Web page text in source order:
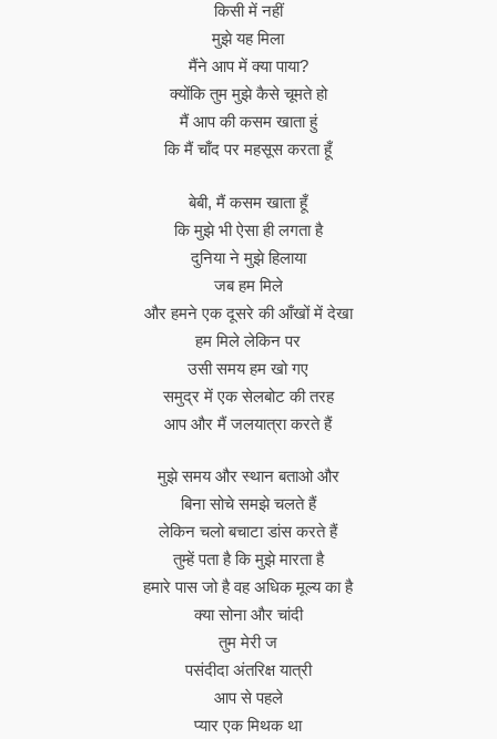
किसी में नहीं
मुझे यह मिला
मैंने आप में क्या पाया?
क्योंकि तुम मुझे कैसे चूमते हो
मैं आप की कसम खाता हुं
कि मैं चाँद पर महसूस करता हूँ
बेबी, मैं कसम खाता हूँ
कि मुझे भी ऐसा ही लगता है
दुनिया ने मुझे हिलाया
जब हम मिले
और हमने एक दूसरे की आँखों में देखा
हम मिले लेकिन पर
उसी समय हम खो गए
समुद्र में एक सेलबोट की तरह
आप और मैं जलयात्रा करते हैं
मुझे समय और स्थान बताओ और
बिना सोचे समझे चलते हैं
लेकिन चलो बचाटा डांस करते हैं
तुम्हें पता है कि मुझे मारता है
हमारे पास जो है वह अधिक मूल्य का है
क्या सोना और चांदी
तुम मेरी ज
पसंदीदा अंतरिक्ष यात्री
आप से पहले
प्यार एक मिथक था